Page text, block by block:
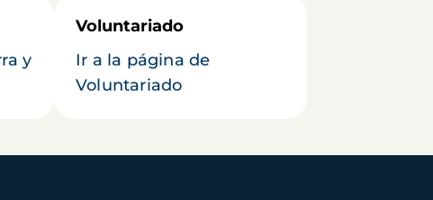
y
Voluntariado
Ir a la página de
Voluntariado